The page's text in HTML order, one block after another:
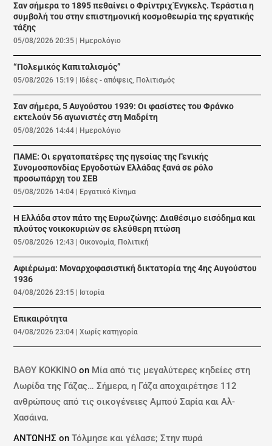
Σαν σήμερα το 1895 πεθαίνει ο Φρίντριχ Ένγκελς. Τεράστια η
συμβολή του στην επιστημονική κοσμοθεωρία της εργατικής
τάξης
05/08/2026 20:35 Ημερολόγιο
“Πολεμικός Καπιταλισμός”
05/08/2026 15:19 Ιδέες - απόψεις, Πολιτισμός
Σαν σήμερα, 5 Αυγούστου 1939: Οι φασίστες του Φράνκο
εκτελούν 56 αγωνιστές στη Μαδρίτη
05/08/2026 14:44 Ημερολόγιο
ΠΑΜΕ: Οι εργατοπατέρες της ηγεσίας της Γενικής
Συνομοσπονδίας Εργοδοτών Ελλάδας ξανά σε ρόλο
προσωπάρχη του ΣΕΒ
05/08/2026 14:04 Εργατικό Κίνημα
Η Ελλάδα στον πάτο της Ευρωζώνης: Διαθέσιμο εισόδημα και
πλούτος νοικοκυριών σε ελεύθερη πτώση
05/08/2026 12:43 |Οικονομία, Πολιτική
Αφιέρωμα: Mοναρχοφασιστική δικτατορία της 4ης Αυγούστου
1936
04/08/2026 23:15 Ιστορία
Επικαιρότητα
04/08/2026 23:04 |Χωρίς κατηγορία
ΒΑΘΥ ΚΟΚΚΙΝΟ on Μία από τις μεγαλύτερες κηδείες στη
Λωρίδα της Γάζας… Σήμερα, η Γάζα αποχαιρέτησε 112
ανθρώπους από τις οικογένειες Αμπού Σαρία και Αλ-
Χασάινα.
ΑΝΤΩΝΗΣ onΤόλμησε και γέλασε; Στην πυρά